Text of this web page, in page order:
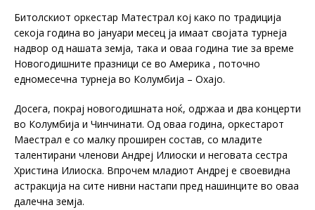
Битолскиот оркестар Матестрал кој како по традиција
секоја година во јануари месец ја имаат својата турнеја
надвор од нашата земја, така и оваа година тие за време
Новогодишните празници се во Америка , поточно
едномесечна турнеја во Колумбија – Охајо.
Досега, покрај новогодишната ноќ, одржаа и два концерти
во Колумбија и Чинчинати. Од оваа година, оркестарот
Маестрал е со малку проширен состав, со младите
талентирани членови Андреј Илиоски и неговата сестра
Христина Илиоска. Впрочем младиот Андреј е своевидна
астракција на сите нивни настапи пред нашинците во оваа
далечна земја.